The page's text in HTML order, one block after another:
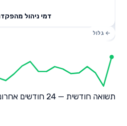
דמי ניהול
תשואה חודשית — 24 חודשים אחרונים